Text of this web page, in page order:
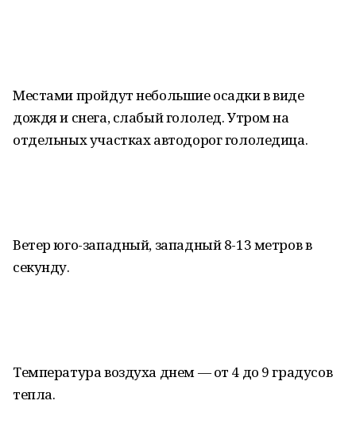
Местами пройдут небольшие осадки в виде
дождя и снега, слабый гололед. Утром на
отдельных участках автодорог гололедица.
Ветер юго-западный, западный 8-13 метров в
секунду.
Температура воздуха днем — от 4 до 9 градусов
тепла.